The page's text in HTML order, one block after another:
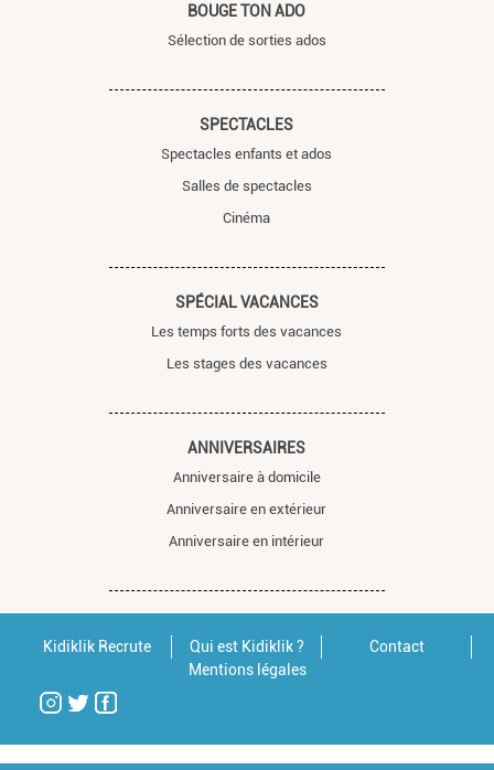
BOUGE TON ADO
Sélection de sorties ados
SPECTACLES
Spectacles enfants et ados
Salles de spectacles
Cinéma
SPÉCIAL VACANCES
Les temps forts des vacances
Les stages des vacances
ANNIVERSAIRES
Anniversaire à domicile
Anniversaire en extérieur
Anniversaire en intérieur
Kidiklik Recrute Qui est Kidiklik ?
Contact
Mentions légales